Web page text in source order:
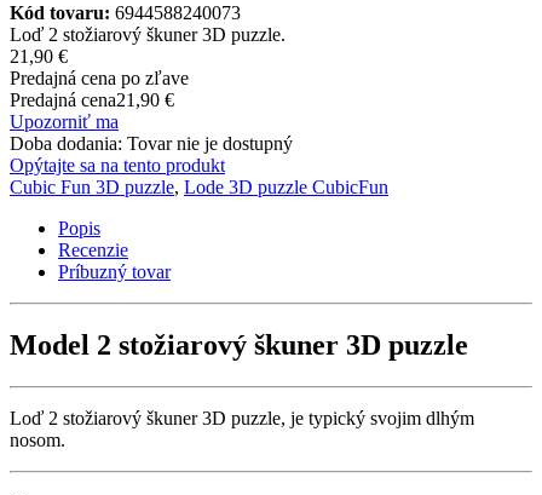
Kód tovaru: 6944588240073
Loď 2 stožiarový škuner 3D puzzle.
21,90 €
Predajná cena po zľave
Predajná cena21,90 €
Upozorniť ma
Doba dodania: Tovar nie je dostupný
Opýtajte sa na tento produkt
Cubic Fun 3D puzzle, Lode 3D puzzle CubicFun
Popis
Recenzie
Príbuzný tovar
Model 2 stožiarový škuner 3D puzzle
Loď 2 stožiarový škuner 3D puzzle, je typický svojim dlhým
nosom.